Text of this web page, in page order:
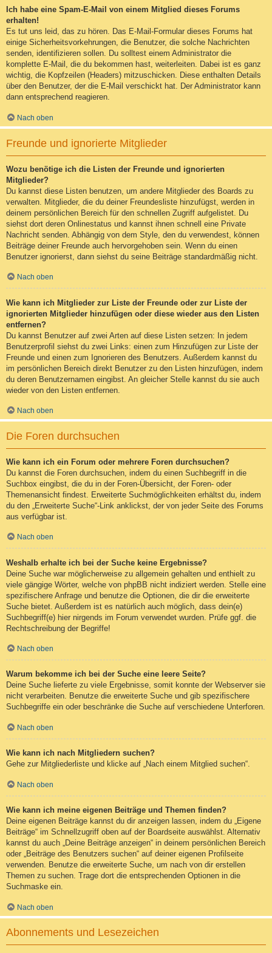
Ich habe eine Spam-E-Mail von einem Mitglied dieses Forums
erhalten!
Es tut uns leid, das zu hören. Das E-Mail-Formular dieses Forums hat
einige Sicherheitsvorkehrungen, die Benutzer, die solche Nachrichten
senden, identifizieren sollen. Du solltest einem Administrator die
komplette E-Mail, die du bekommen hast, weiterleiten. Dabei ist es ganz
wichtig, die Kopfzeilen (Headers) mitzuschicken. Diese enthalten Details
über den Benutzer, der die E-Mail verschickt hat. Der Administrator kann
dann entsprechend reagieren.
Nach oben
Freunde und ignorierte Mitglieder
Wozu benötige ich die Listen der Freunde und ignorierten
Mitglieder?
Du kannst diese Listen benutzen, um andere Mitglieder des Boards zu
verwalten. Mitglieder, die du deiner Freundesliste hinzufügst, werden in
deinem persönlichen Bereich für den schnellen Zugriff aufgelistet. Du
siehst dort deren Onlinestatus und kannst ihnen schnell eine Private
Nachricht senden. Abhängig von dem Style, den du verwendest, können
Beiträge deiner Freunde auch hervorgehoben sein. Wenn du einen
Benutzer ignorierst, dann siehst du seine Beiträge standardmäßig nicht.
Nach oben
Wie kann ich Mitglieder zur Liste der Freunde oder zur Liste der
ignorierten Mitglieder hinzufügen oder diese wieder aus den Listen
entfernen?
Du kannst Benutzer auf zwei Arten auf diese Listen setzen: In jedem
Benutzerprofil siehst du zwei Links: einen zum Hinzufügen zur Liste der
Freunde und einen zum Ignorieren des Benutzers. Außerdem kannst du
im persönlichen Bereich direkt Benutzer zu den Listen hinzufügen, indem
du deren Benutzernamen eingibst. An gleicher Stelle kannst du sie auch
wieder von den Listen entfernen.
Nach oben
Die Foren durchsuchen
Wie kann ich ein Forum oder mehrere Foren durchsuchen?
Du kannst die Foren durchsuchen, indem du einen Suchbegriff in die
Suchbox eingibst, die du in der Foren-Übersicht, der Foren- oder
Themenansicht findest. Erweiterte Suchmöglichkeiten erhältst du, indem
du den „Erweiterte Suche“-Link anklickst, der von jeder Seite des Forums
aus verfügbar ist.
Nach oben
Weshalb erhalte ich bei der Suche keine Ergebnisse?
Deine Suche war möglicherweise zu allgemein gehalten und enthielt zu
viele gängige Wörter, welche von phpBB nicht indiziert werden. Stelle eine
spezifischere Anfrage und benutze die Optionen, die dir die erweiterte
Suche bietet. Außerdem ist es natürlich auch möglich, dass dein(e)
Suchbegriff(e) hier nirgends im Forum verwendet wurden. Prüfe ggf. die
Rechtschreibung der Begriffe!
Nach oben
Warum bekomme ich bei der Suche eine leere Seite?
Deine Suche lieferte zu viele Ergebnisse, somit konnte der Webserver sie
nicht verarbeiten. Benutze die erweiterte Suche und gib spezifischere
Suchbegriffe ein oder beschränke die Suche auf verschiedene Unterforen.
Nach oben
Wie kann ich nach Mitgliedern suchen?
Gehe zur Mitgliederliste und klicke auf „Nach einem Mitglied suchen“.
Nach oben
Wie kann ich meine eigenen Beiträge und Themen finden?
Deine eigenen Beiträge kannst du dir anzeigen lassen, indem du „Eigene
Beiträge“ im Schnellzugriff oben auf der Boardseite auswählst. Alternativ
kannst du auch „Deine Beiträge anzeigen“ in deinem persönlichen Bereich
oder „Beiträge des Benutzers suchen“ auf deiner eigenen Profilseite
verwenden. Benutze die erweiterte Suche, um nach von dir erstellen
Themen zu suchen. Trage dort die entsprechenden Optionen in die
Suchmaske ein.
Nach oben
Abonnements und Lesezeichen